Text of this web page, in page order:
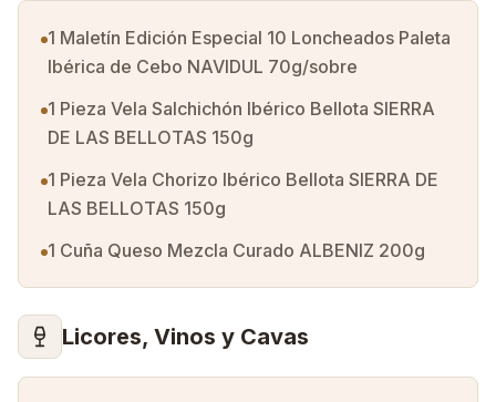
1 Maletín Edición Especial 10 Loncheados Paleta
Ibérica de Cebo NAVIDUL 70g/sobre
1 Pieza Vela Salchichón Ibérico Bellota SIERRA
DE LAS BELLOTAS 150g
1 Pieza Vela Chorizo Ibérico Bellota SIERRA DE
LAS BELLOTAS 150g
1 Cuña Queso Mezcla Curado ALBENIZ 200g
Licores, Vinos y Cavas